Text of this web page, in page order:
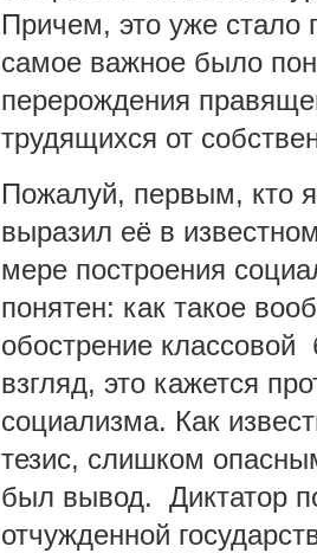
Причем, это уже стало
самое важное было
перерождения
трудящихся от
Пожалуй, первым, кто
выразил её в
мере построения
понятен: как такое
обострение классовой
взгляд, это кажется
социализма. Как
тезис, слишком
был вывод. Диктатор
отчужденной